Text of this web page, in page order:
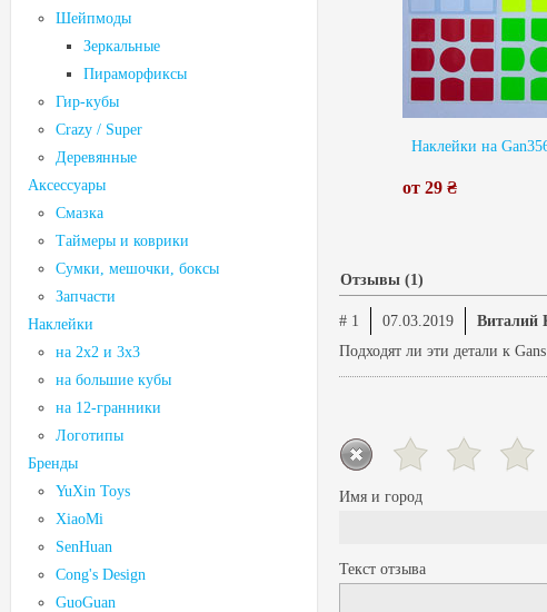
Шейпмоды
Зеркальные
Пираморфиксы
Гир-кубы
Crazy / Super
Деревянные
Аксессуары
Смазка
Таймеры и коврики
Сумки, мешочки, боксы
Запчасти
Наклейки
на 2х2 и 3х3
на большие кубы
на 12-гранники
Логотипы
Бренды
YuXin Toys
XiaoMi
SenHuan
Cong's Design
GuoGuan
Наклейки на
от 29 ₴
Отзывы (1)
# 1 07.03.2019
Виталий
Подходят ли эти детали к
Имя и город
Текст отзыва